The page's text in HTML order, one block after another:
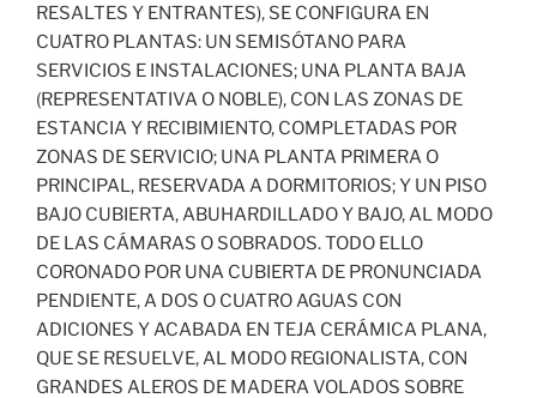
RESALTES Y ENTRANTES), SE CONFIGURA EN
CUATRO PLANTAS: UN SEMISÓTANO PARA
SERVICIOS E INSTALACIONES; UNA PLANTA BAJA
(REPRESENTATIVA O NOBLE), CON LAS ZONAS DE
ESTANCIA Y RECIBIMIENTO, COMPLETADAS POR
ZONAS DE SERVICIO; UNA PLANTA PRIMERA O
PRINCIPAL, RESERVADA A DORMITORIOS; Y UN PISO
BAJO CUBIERTA, ABUHARDILLADO Y BAJO, AL MODO
DE LAS CÁMARAS O SOBRADOS. TODO ELLO
CORONADO POR UNA CUBIERTA DE PRONUNCIADA
PENDIENTE, A DOS O CUATRO AGUAS CON
ADICIONES Y ACABADA EN TEJA CERÁMICA PLANA,
QUE SE RESUELVE, AL MODO REGIONALISTA, CON
GRANDES ALEROS DE MADERA VOLADOS SOBRE